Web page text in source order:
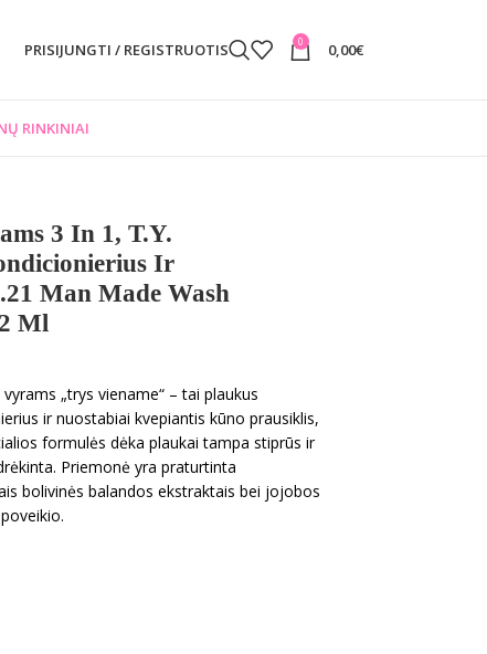
PRISIJUNGTI / REGISTRUOTIS 0 0,00€
RINKINIAI
3 In 1, T.y.
Ir
Man Made Wash
Ml
„trys viename“ – tai plaukus
ir nuostabiai kvepiantis kūno prausiklis,
formulės dėka plaukai tampa stiprūs ir
Priemonė yra praturtinta
bolivinės balandos ekstraktais bei jojobos